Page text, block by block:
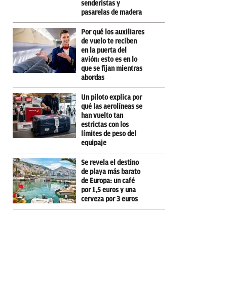
senderistas y
pasarelas de madera
Por qué los auxiliares
de vuelo te reciben
en la puerta del
avión: esto es en lo
que se fijan mientras
abordas
Un piloto explica por
qué las aerolíneas se
han vuelto tan
estrictas con los
límites de peso del
equipaje
Se revela el destino
de playa más barato
de Europa: un café
por 1,5 euros y una
cerveza por 3 euros